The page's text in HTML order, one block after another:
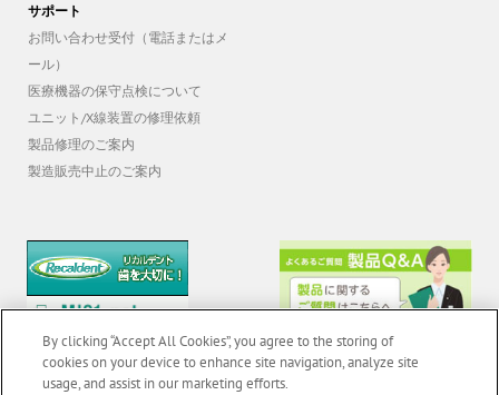
サポート
お問い合わせ受付（電話またはメ
ール）
医療機器の保守点検について
ユニット/X線装置の修理依頼
製品修理のご案内
製造販売中止のご案内
By clicking “Accept All Cookies”, you agree to the storing of
cookies on your device to enhance site navigation, analyze site
usage, and assist in our marketing efforts.